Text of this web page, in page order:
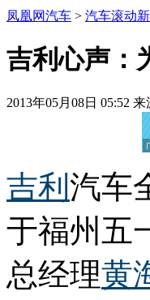
凤凰网汽车 > 汽车滚动
吉利心声：
2013年05月08日 05:52 来
吉利 汽车
于福州五
总经理黄